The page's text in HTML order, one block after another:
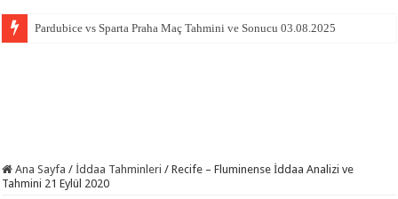
Pardubice vs Sparta Praha Maç Tahmini ve Sonucu 03.08.2025
Ana Sayfa / İddaa Tahminleri / Recife – Fluminense İddaa Analizi ve
Tahmini 21 Eylül 2020